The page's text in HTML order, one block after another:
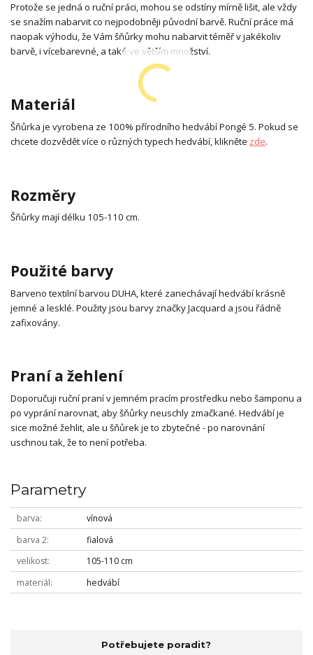
Protože se jedná o ruční práci, mohou se odstíny mírně lišit, ale vždy
se snažím nabarvit co nejpodobněji původní barvě. Ruční práce má
naopak výhodu, že Vám šňůrky mohu nabarvit téměř v jakékoliv
barvě, i vícebarevné, a také ve větším množství.
Materiál
Šňůrka je vyrobena ze 100% přírodního hedvábí Pongé 5. Pokud se
chcete dozvědět více o různých typech hedvábí, klikněte zde.
Rozměry
Šňůrky mají délku 105-110 cm.
Použité barvy
Barveno textilní barvou DUHA, které zanechávají hedvábí krásně
jemné a lesklé. Použity jsou barvy značky Jacquard a jsou řádně
zafixovány.
Praní a žehlení
Doporučuji ruční praní v jemném pracím prostředku nebo šamponu a
po vyprání narovnat, aby šňůrky neuschly zmačkané. Hedvábí je
sice možné žehlit, ale u šňůrek je to zbytečné - po narovnání
uschnou tak, že to není potřeba.
Parametry
barva
vínová
barva 2
fialová
velikost
105-110 cm
materiál
hedvábí
Potřebujete poradit?